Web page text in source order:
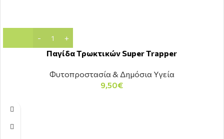
Παγίδα Τρωκτικών Super Trapper
Φυτοπροστασία & Δημόσια Υγεία
9,50€